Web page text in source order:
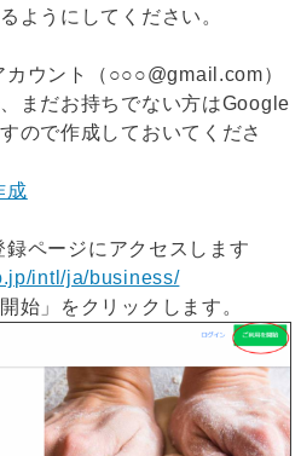
ようにしてください。
ウント（○○○@gmail.com）
まだお持ちでない方はGoogle
ので作成しておいてくださ
成
ページにアクセスします
intl/ja/business/
始」をクリックします。